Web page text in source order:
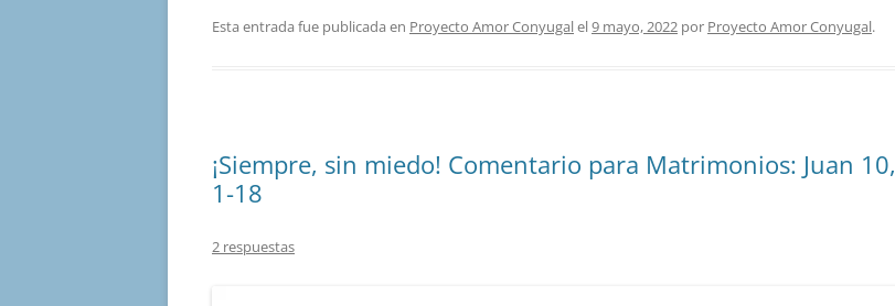
Esta entrada fue publicada en Proyecto Amor Conyugalel9 mayo, 2022 por Proyecto Amor Conyugal.
¡Siempre, sin miedo! Comentario para Matrimonios: Juan 10,
1-18
2 respuestas